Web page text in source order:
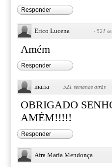
Responder
Erico Lucena · 521
Amém
Responder
maria · 521 semanas atrás
OBRIGADO
AMÉM!!!!!
Responder
Afra Maria Mendonça